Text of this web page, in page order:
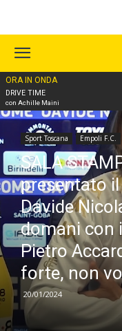
ORA IN ONDA
DRIVE TIME
con Achille Maini
Home
Sport Toscana Empoli F.C.
SALA
presentato
Davide
domani con
Pietro
forte, non
20/01/2024